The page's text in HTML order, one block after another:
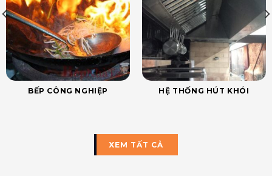
BẾP CÔNG NGHIỆP HỆ THỐNG HÚT KHÓI
XEM TẤT CẢ